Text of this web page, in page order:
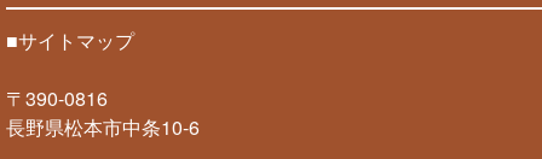
■サイトマップ
〒390-0816
長野県松本市中条10-6